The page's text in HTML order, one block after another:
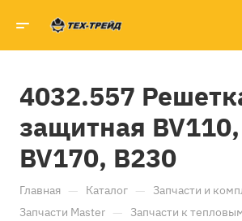
4032.557
защитная BV110,
BV170, B230
Главная — Каталог — Запчасти и
Запчасти Master — Запчасти к